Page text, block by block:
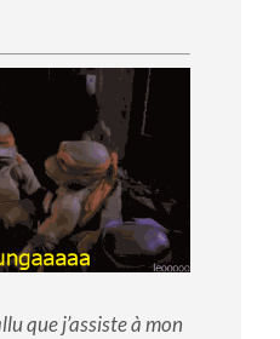
que j’assiste à mon